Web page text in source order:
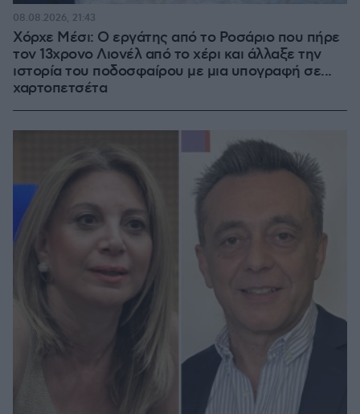
Χόρχε Μέσι: Ο εργάτης από το Ροσάριο που πήρε
τον 13χρονο Λιονέλ από το χέρι και άλλαξε την
ιστορία του ποδοσφαίρου με μια υπογραφή σε...
χαρτοπετσέτα
08.08.2026, 21:43